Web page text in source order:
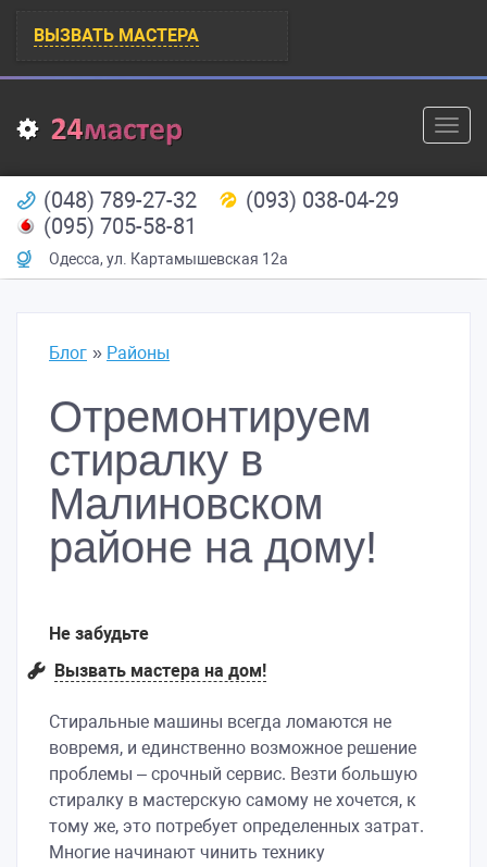
ВЫЗВАТЬ МАСТЕРА
(048) 789-27-32
(093) 038-04-29
(095) 705-58-81
Одесса, ул. Картамышевская 12а
Блог Районы
Отремонтируем
стиралку в
Малиновском
районе на дому!
Не забудьте
Вызвать мастера на дом!
Стиральные машины всегда ломаются не
вовремя, и единственно возможное решение
проблемы – срочный сервис. Везти большую
стиралку в мастерскую самому не хочется, к
тому же, это потребует определенных затрат.
Многие начинают чинить технику